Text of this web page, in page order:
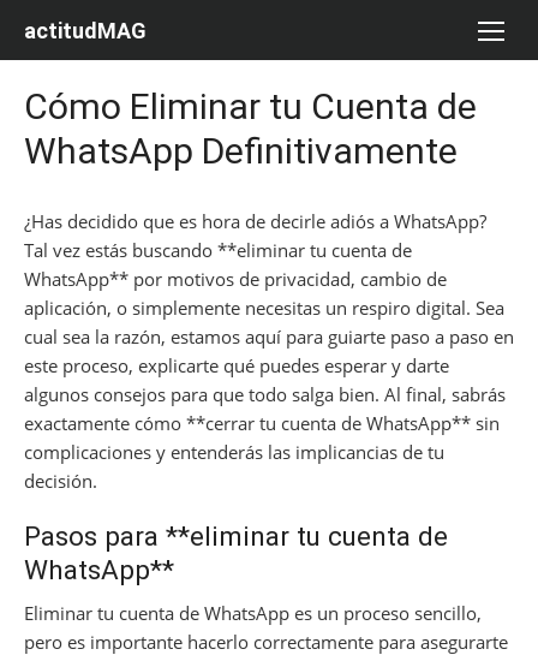
actitudMAG
Cómo Eliminar tu Cuenta de
WhatsApp Definitivamente
¿Has decidido que es hora de decirle adiós a WhatsApp?
Tal vez estás buscando **eliminar tu cuenta de
WhatsApp** por motivos de privacidad, cambio de
aplicación, o simplemente necesitas un respiro digital. Sea
cual sea la razón, estamos aquí para guiarte paso a paso en
este proceso, explicarte qué puedes esperar y darte
algunos consejos para que todo salga bien. Al final, sabrás
exactamente cómo **cerrar tu cuenta de WhatsApp** sin
complicaciones y entenderás las implicancias de tu
decisión.
Pasos para **eliminar tu cuenta de
WhatsApp**
Eliminar tu cuenta de WhatsApp es un proceso sencillo,
pero es importante hacerlo correctamente para asegurarte